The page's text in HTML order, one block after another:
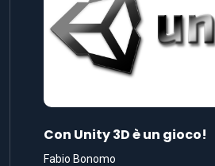
Con Unity 3D è un gioco!
Fabio Bonomo